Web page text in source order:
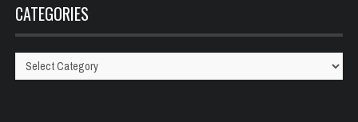
CATEGORIES
Categories